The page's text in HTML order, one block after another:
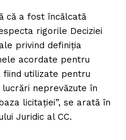
că a fost încălcată
rigorile Deciziei
privind definiția
acordate pentru
utilizate pentru
neprevăzute în
licitației”, se arată în
Juridic al CC.